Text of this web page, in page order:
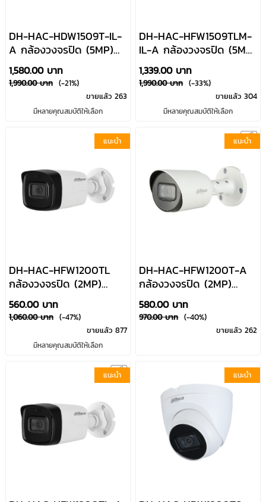
DH-HAC-HDW1509T-IL-
A กล้องวงจรปิด (5MP)
Full-Color Smart Dual
Light HDCVI มีไมค์บันทึก
เสียง Dahua By Usupply
1,580.00 บาท
1,990.00 บาท (-21%)
ขายแล้ว 263
มีหลายคุณสมบัติให้เลือก
DH-HAC-HFW1509TLM-
IL-A กล้องวงจรปิด (5MP)
Full-Color Smart Dual
Light HDCVI มีไมค์บันทึก
เสียง Dahua By Usupply
1,339.00 บาท
1,990.00 บาท (-33%)
ขายแล้ว 304
มีหลายคุณสมบัติให้เลือก
แนะนำ
DH-HAC-HFW1200TL
กล้องวงจรปิด (2MP)
HDCVI ระบบอินฟาเรดก
ลางคืน Dahua By
Usupply
560.00 บาท
1,060.00 บาท (-47%)
ขายแล้ว 877
มีหลายคุณสมบัติให้เลือก
แนะนำ
DH-HAC-HFW1200T-A
กล้องวงจรปิด (2MP)
HDCVI ระบบอินฟาเรดก
ลางคืน มีไมค์บันทึกเสียง
Dahua By Usupply
580.00 บาท
970.00 บาท (-40%)
ขายแล้ว 262
แนะนำ แนะนำ